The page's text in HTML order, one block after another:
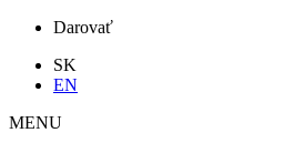
Darovať
SK
EN
MENU